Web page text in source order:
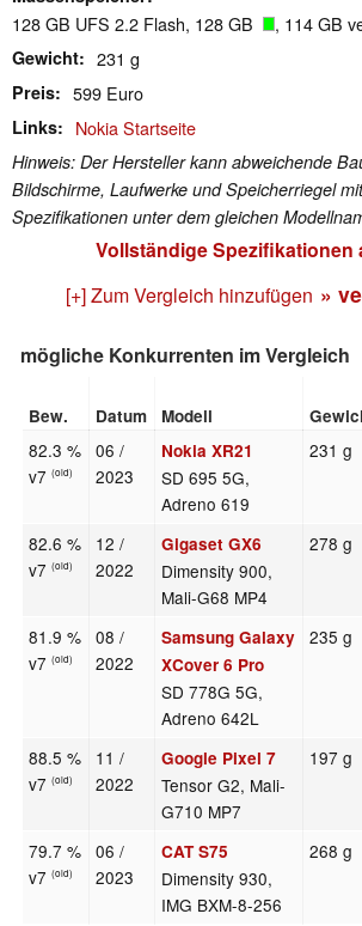
128 GB UFS 2.2 Flash, 128 GB , 114 GB
Gewicht 231 g
Preis 599 Euro
Links Nokia Startseite
Hinweis: Der Hersteller kann abweichende
Bildschirme, Laufwerke und Speicherriegel
Spezifikationen unter dem gleichen
Vollständige Spezifikationen
[+] Zum Vergleich hinzufügen »
mögliche Konkurrenten im Vergleich
Bew. Datum Modell
82.3 %
v7(old)
06 /
2023
Nokia XR21
SD 695 5G,
Adreno 619
231 g
82.6 %
v7(old)
12 /
2022
Gigaset GX6
Dimensity 900,
Mali-G68 MP4
278 g
81.9 %
v7(old)
08 /
2022
Samsung Galaxy
XCover 6 Pro
SD 778G 5G,
Adreno 642L
235 g
88.5 %
v7(old)
11 /
2022
Google Pixel 7
Tensor G2, Mali-
G710 MP7
197 g
79.7 %
v7(old)
06 /
2023
CAT S75
Dimensity 930,
IMG BXM-8-256
268 g